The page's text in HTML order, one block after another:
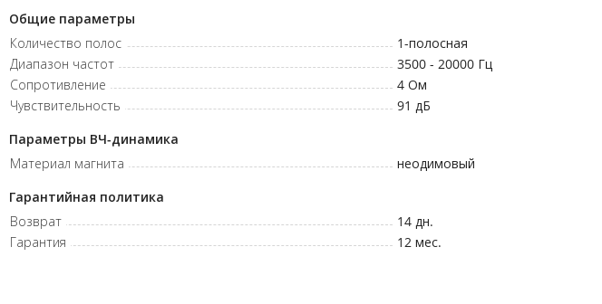
Общие параметры
Количество полос
1-полосная
Диапазон частот
3500 - 20000Гц
Сопротивление
4Ом
Чувствительность
91 дБ
Параметры ВЧ-динамика
Материал магнита
неодимовый
Гарантийная политика
Возврат
14 дн.
Гарантия
12 мес.